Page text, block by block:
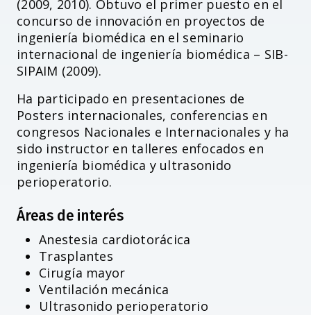
(2009, 2010). Obtuvo el primer puesto en el
concurso de innovación en proyectos de
ingeniería biomédica en el seminario
internacional de ingeniería biomédica – SIB-
SIPAIM (2009).
Ha participado en presentaciones de
Posters internacionales, conferencias en
congresos Nacionales e Internacionales y ha
sido instructor en talleres enfocados en
ingeniería biomédica y ultrasonido
perioperatorio.
Áreas de interés
Anestesia cardiotorácica
Trasplantes
Cirugía mayor
Ventilación mecánica
Ultrasonido perioperatorio